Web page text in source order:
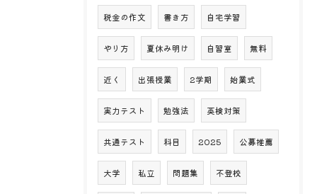
税金の作文 書き方 自宅学習
やり方 夏休み明け 自習室 無料
近く 出張授業 2学期 始業式
実力テスト 勉強法 英検対策
共通テスト 科目 2025 公募推薦
大学 私立 問題集 不登校